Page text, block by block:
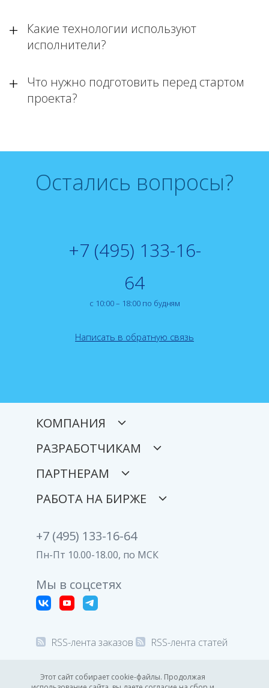
Какие технологии используют
исполнители?
Что нужно подготовить перед стартом
проекта?
Остались вопросы?
+7 (495) 133-16-
64
с 10:00 – 18:00 по будням
Написать в обратную связь
Этот сайт собирает cookie-файлы. Продолжая
КОМПАНИЯ
РАЗРАБОТЧИКАМ
ПАРТНЕРАМ
РАБОТА НА БИРЖЕ
+7 (495) 133-16-64
Пн-Пт 10.00-18.00, по МСК
Мы в соцсетях
RSS-лента заказов RSS-лента статей
© 2008-2026 Все права защищены.